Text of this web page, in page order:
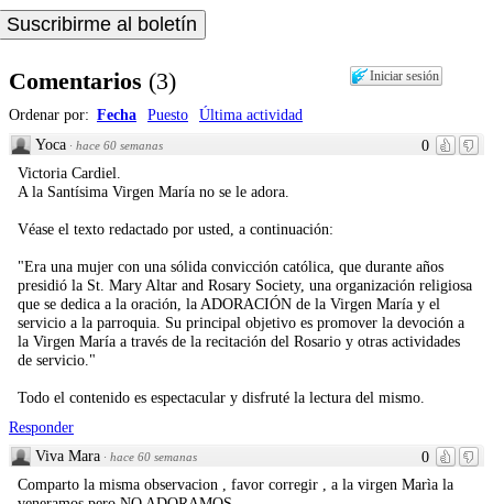
Iniciar sesión
Comentarios (3)
Ordenar por: Fecha Puesto
Última actividad
0
Yoca · hace 60 semanas
Victoria Cardiel.
A la Santísima Virgen María no se le adora.
Véase el texto redactado por usted, a continuación:
"Era una mujer con una sólida convicción católica, que durante años
presidió la St. Mary Altar and Rosary Society, una organización religiosa
que se dedica a la oración, la ADORACIÓN de la Virgen María y el
servicio a la parroquia. Su principal objetivo es promover la devoción a
la Virgen María a través de la recitación del Rosario y otras actividades
de servicio."
Todo el contenido es espectacular y disfruté la lectura del mismo.
Responder
0
Viva Mara · hace 60 semanas
Comparto la misma observacion , favor corregir , a la virgen Marìa la